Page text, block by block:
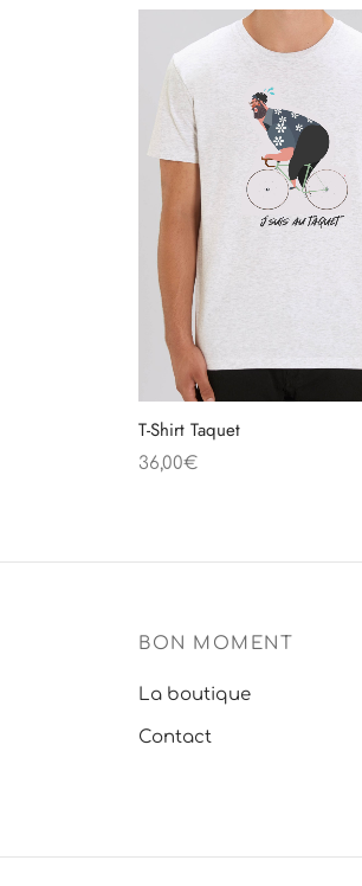
T-Shirt Taquet
36,00€
BON MOMENT
La boutique
Contact